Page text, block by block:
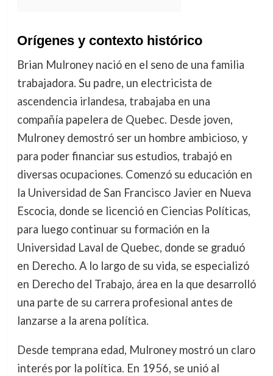
Orígenes y contexto histórico
Brian Mulroney nació en el seno de una familia
trabajadora. Su padre, un electricista de
ascendencia irlandesa, trabajaba en una
compañía papelera de Quebec. Desde joven,
Mulroney demostró ser un hombre ambicioso, y
para poder financiar sus estudios, trabajó en
diversas ocupaciones. Comenzó su educación en
la Universidad de San Francisco Javier en Nueva
Escocia, donde se licenció en Ciencias Políticas,
para luego continuar su formación en la
Universidad Laval de Quebec, donde se graduó
en Derecho. A lo largo de su vida, se especializó
en Derecho del Trabajo, área en la que desarrolló
una parte de su carrera profesional antes de
lanzarse a la arena política.
Desde temprana edad, Mulroney mostró un claro
interés por la política. En 1956, se unió al